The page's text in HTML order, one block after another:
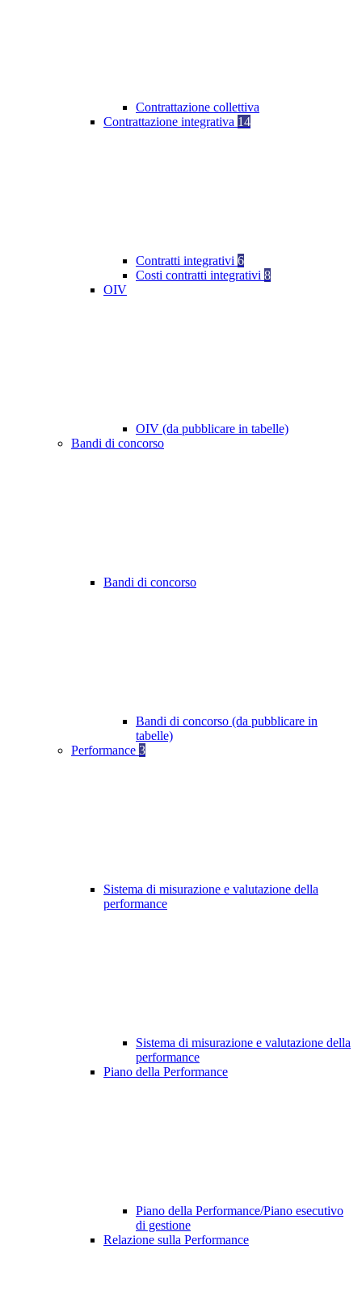
Contrattazione collettiva
Contrattazione integrativa 14
Contratti integrativi 6
Costi contratti integrativi 8
OIV
OIV (da pubblicare in tabelle)
Bandi di concorso
Bandi di concorso
Bandi di concorso (da pubblicare in
tabelle)
Performance 3
Sistema di misurazione e valutazione della
performance
Sistema di misurazione e valutazione della
performance
Piano della Performance
Piano della Performance/Piano esecutivo
di gestione
Relazione sulla Performance